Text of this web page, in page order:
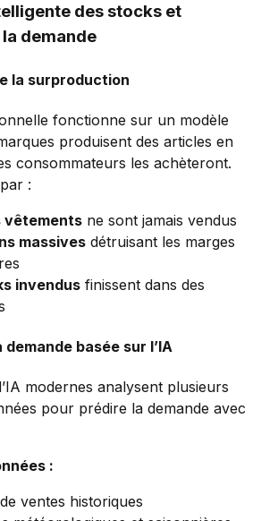
des stocks et
demande
la surproduction
fonctionne sur un modèle
produisent des articles en
consommateurs les achèteront.
:
vêtements ne sont jamais vendus
massives détruisant les marges
invendus finissent dans des
demande basée sur l’IA
modernes analysent plusieurs
pour prédire la demande avec
:
ventes historiques